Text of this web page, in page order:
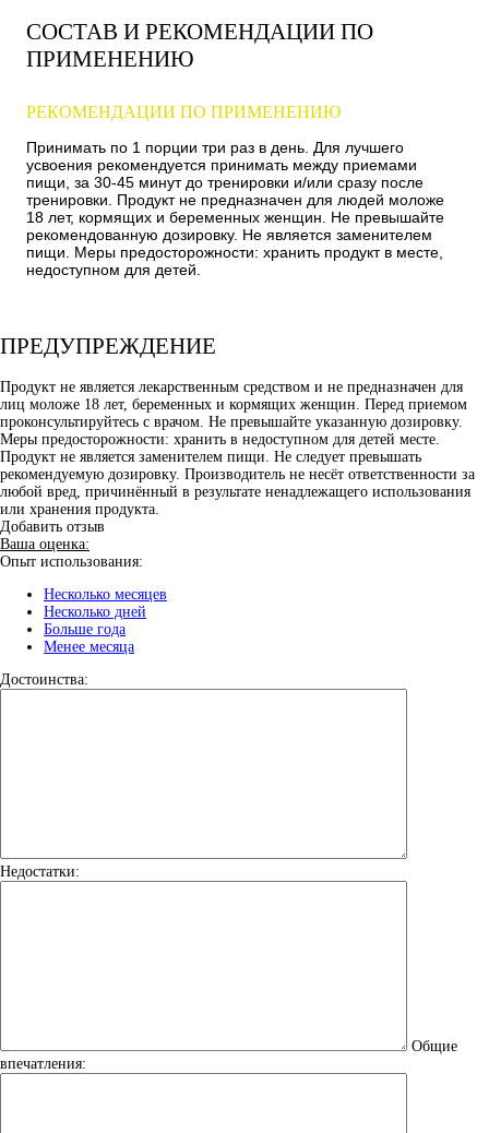
СОСТАВ И РЕКОМЕНДАЦИИ ПО
ПРИМЕНЕНИЮ
РЕКОМЕНДАЦИИ ПО ПРИМЕНЕНИЮ
Принимать по 1 порции три раз в день. Для лучшего
усвоения рекомендуется принимать между приемами
пищи, за 30-45 минут до тренировки и/или сразу после
тренировки. Продукт не предназначен для людей моложе
18 лет, кормящих и беременных женщин. Не превышайте
рекомендованную дозировку. Не является заменителем
пищи. Меры предосторожности: хранить продукт в месте,
недоступном для детей.
ПРЕДУПРЕЖДЕНИЕ
Продукт не является лекарственным средством и не предназначен для
лиц моложе 18 лет, беременных и кормящих женщин. Перед приемом
проконсультируйтесь с врачом. Не превышайте указанную дозировку.
Меры предосторожности: хранить в недоступном для детей месте.
Продукт не является заменителем пищи. Не следует превышать
рекомендуемую дозировку. Производитель не несёт ответственности за
любой вред, причинённый в результате ненадлежащего использования
или хранения продукта.
Добавить отзыв
Ваша оценка:
Опыт использования:
Несколько месяцев
Несколько дней
Больше года
Менее месяца
Достоинства:
Недостатки:
Общие
впечатления: